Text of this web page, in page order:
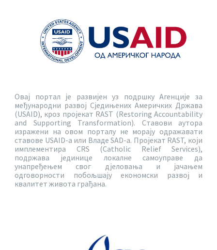
Овај портал је развијен уз подршку Агенције за
међународни развој Сједињених Америчких Држава
(USAID), кроз пројекат RAST (Restoring Accountability
and Supporting Transformation). Ставови аутора
изражени на овом порталу не морају одражавати
ставове USAID-a или Владе SAD-a. Пројекат RAST, који
имплементира CRS (Catholic Relief Services),
подржава јединице локалне самоуправе да
унапређењем свог дјеловања и јачањем
одговорности побољшају економски развој и
квалитет живота грађана.